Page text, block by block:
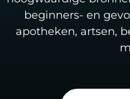
beginners- en
apotheken, artsen,